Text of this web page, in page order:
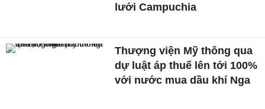
lưới Campuchia
Thượng viện Mỹ thông qua
dự luật áp thuế lên tới 100%
với nước mua dầu khí Nga